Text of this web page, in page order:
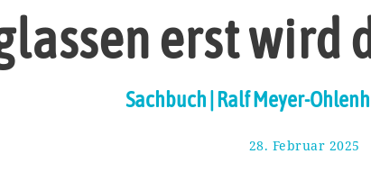
erst wird
Sachbuch | Ralf Meyer-
28. Februar 2025